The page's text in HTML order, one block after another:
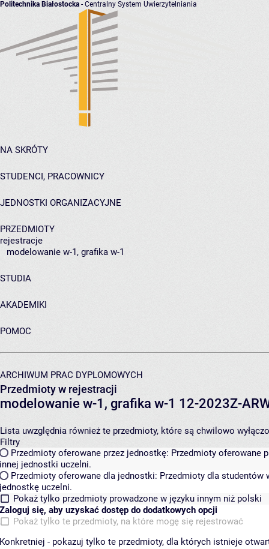
Politechnika Białostocka - Centralny System Uwierzytelniania
NA SKRÓTY
STUDENCI, PRACOWNICY
JEDNOSTKI ORGANIZACYJNE
PRZEDMIOTY
rejestracje
modelowanie w-1, grafika w-1
STUDIA
AKADEMIKI
POMOC
ARCHIWUM PRAC DYPLOMOWYCH
Przedmioty w rejestracji
modelowanie w-1, grafika w-1 12-2023Z-
Lista uwzględnia również te przedmioty, które są chwilowo
Filtry
Przedmioty oferowane przez jednostkę: Przedmioty oferowane
innej jednostki uczelni.
Przedmioty oferowane dla jednostki: Przedmioty dla studentów
jednostkę uczelni.
Pokaż tylko przedmioty prowadzone w języku innym niż polski
Zaloguj się, aby uzyskać dostęp do dodatkowych opcji
Pokaż tylko te przedmioty, na które mogę się rejestrować
Konkretniej - pokazuj tylko te przedmioty, dla których istnieje